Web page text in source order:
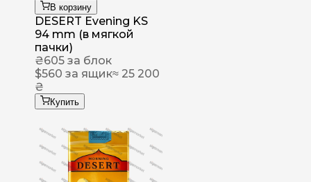
В корзину
DESERT Evening KS
94 mm (в мягкой
пачки)
₴605 за блок
$560 за ящик≈ 25 200
₴
Купить